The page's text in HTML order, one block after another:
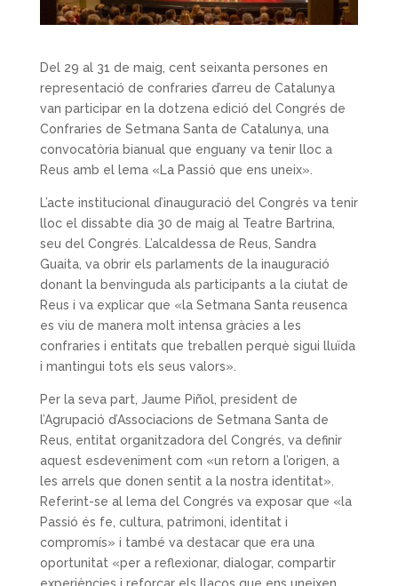
Del 29 al 31 de maig, cent seixanta persones en
representació de confraries d’arreu de Catalunya
van participar en la dotzena edició del Congrés de
Confraries de Setmana Santa de Catalunya, una
convocatòria bianual que enguany va tenir lloc a
Reus amb el lema «La Passió que ens uneix».
L’acte institucional d’inauguració del Congrés va tenir
lloc el dissabte dia 30 de maig al Teatre Bartrina,
seu del Congrés. L’alcaldessa de Reus, Sandra
Guaita, va obrir els parlaments de la inauguració
donant la benvinguda als participants a la ciutat de
Reus i va explicar que «la Setmana Santa reusenca
es viu de manera molt intensa gràcies a les
confraries i entitats que treballen perquè sigui lluïda
i mantingui tots els seus valors».
Per la seva part, Jaume Piñol, president de
l’Agrupació d’Associacions de Setmana Santa de
Reus, entitat organitzadora del Congrés, va definir
aquest esdeveniment com «un retorn a l’origen, a
les arrels que donen sentit a la nostra identitat».
Referint-se al lema del Congrés va exposar que «la
Passió és fe, cultura, patrimoni, identitat i
compromís» i també va destacar que era una
oportunitat «per a reflexionar, dialogar, compartir
experiències i reforçar els llaços que ens uneixen,